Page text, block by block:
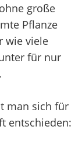
große
Pflanze
wie viele
für nur
man sich für
entschieden: